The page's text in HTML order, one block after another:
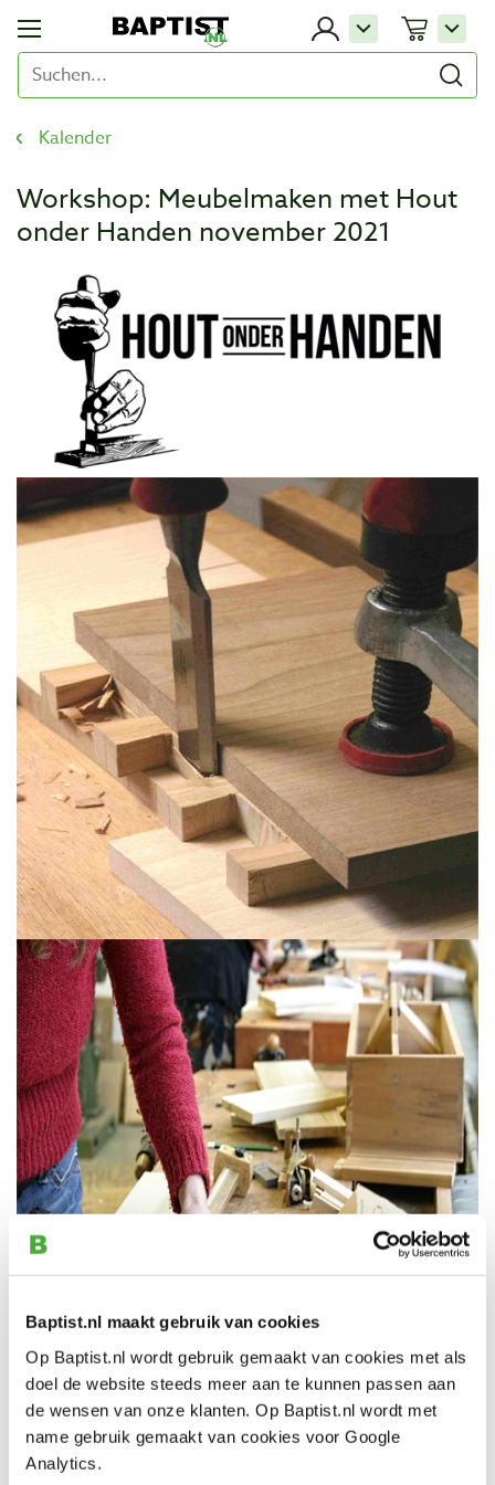
Baptist.nl maakt gebruik van cookies
Op Baptist.nl wordt gebruik gemaakt van cookies met als
doel de website steeds meer aan te kunnen passen aan
de wensen van onze klanten. Op Baptist.nl wordt met
name gebruik gemaakt van cookies voor Google
Analytics.
Kalender
Workshop: Meubelmaken met Hout
onder Handen november 2021
Kontakt
Telefon: 026-3512856